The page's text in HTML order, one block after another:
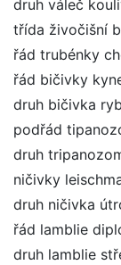
druh váleč
třída živočišní
řád trubénky
řád bičivky
druh bičivka
podřád
druh
ničivky
druh ničivka
řád lamblie
druh lamblie